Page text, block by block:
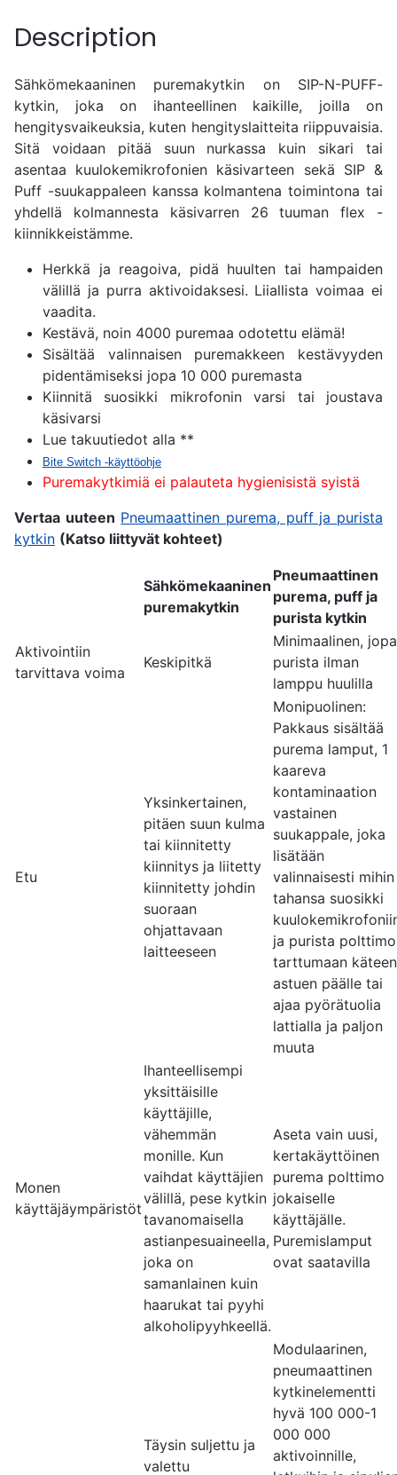
Description
Sähkömekaaninen puremakytkin on SIP-N-PUFF-
kytkin, joka on ihanteellinen kaikille, joilla on
hengitysvaikeuksia, kuten hengityslaitteita riippuvaisia.
Sitä voidaan pitää suun nurkassa kuin sikari tai
asentaa kuulokemikrofonien käsivarteen sekä SIP &
Puff -suukappaleen kanssa kolmantena toimintona tai
yhdellä kolmannesta käsivarren 26 tuuman flex -
kiinnikkeistämme.
Herkkä ja reagoiva, pidä huulten tai hampaiden
välillä ja purra aktivoidaksesi. Liiallista voimaa ei
vaadita.
Kestävä, noin 4000 puremaa odotettu elämä!
Sisältää valinnaisen puremakkeen kestävyyden
pidentämiseksi jopa 10 000 puremasta
Kiinnitä suosikki mikrofonin varsi tai joustava
käsivarsi
Lue takuutiedot alla **
Bite Switch -käyttöohje
Puremakytkimiä ei palauteta hygienisistä syistä
Vertaa uuteen Pneumaattinen purema, puff ja purista
kytkin (Katso liittyvät kohteet)
Sähkömekaaninen
puremakytkin
Pneumaattinen
purema, puff ja
purista kytkin
Aktivointiin
tarvittava voima
Keskipitkä
Minimaalinen, jopa
purista ilman
lamppu huulilla
Etu
Yksinkertainen,
pitäen suun kulma
tai kiinnitetty
kiinnitys ja liitetty
kiinnitetty johdin
suoraan
ohjattavaan
laitteeseen
Monipuolinen:
Pakkaus sisältää
purema lamput, 1
kaareva
kontaminaation
vastainen
suukappale, joka
lisätään
valinnaisesti mihin
tahansa suosikki
ja purista polttimo
tarttumaan
astuen päälle tai
ajaa pyörätuolia
lattialla ja paljon
muuta
Monen
käyttäjäympäristöt
Ihanteellisempi
yksittäisille
käyttäjille,
vähemmän
monille. Kun
vaihdat käyttäjien
välillä, pese kytkin
tavanomaisella
astianpesuaineella,
joka on
samanlainen kuin
haarukat tai pyyhi
alkoholipyyhkeellä.
Aseta vain uusi,
kertakäyttöinen
purema polttimo
jokaiselle
käyttäjälle.
Puremislamput
ovat saatavilla
Täysin suljettu ja
valettu
Modulaarinen,
pneumaattinen
kytkinelementti
hyvä 100 000-1
000 000
aktivoinnille,